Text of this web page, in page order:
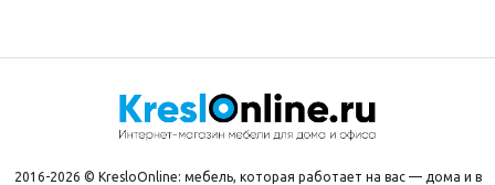
2016-2026 © KresloOnline: мебель, которая работает на вас — дома и в